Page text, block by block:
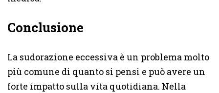
Conclusione
La sudorazione eccessiva è un problema molto
più comune di quanto si pensi e può avere un
forte impatto sulla vita quotidiana. Nella